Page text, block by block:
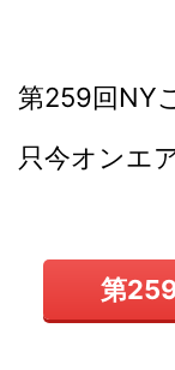
第259回NY
只今オンエ
第